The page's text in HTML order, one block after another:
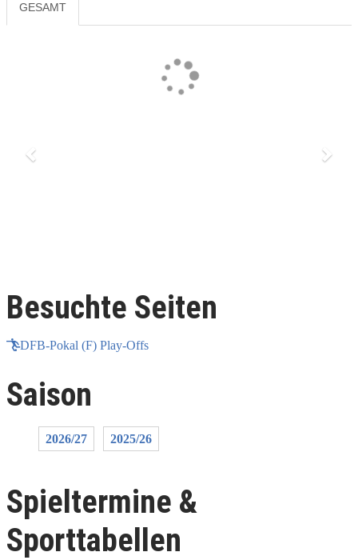
GESAMT
Besuchte Seiten
DFB-Pokal (F) Play-Offs
Saison
2026/27 2025/26
Spieltermine &
Sporttabellen